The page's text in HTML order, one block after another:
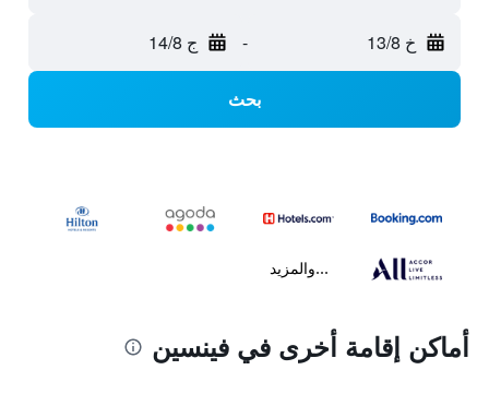
خ 13/8 - ج 14/8
بحث
...والمزيد
أماكن إقامة أخرى في فينسين